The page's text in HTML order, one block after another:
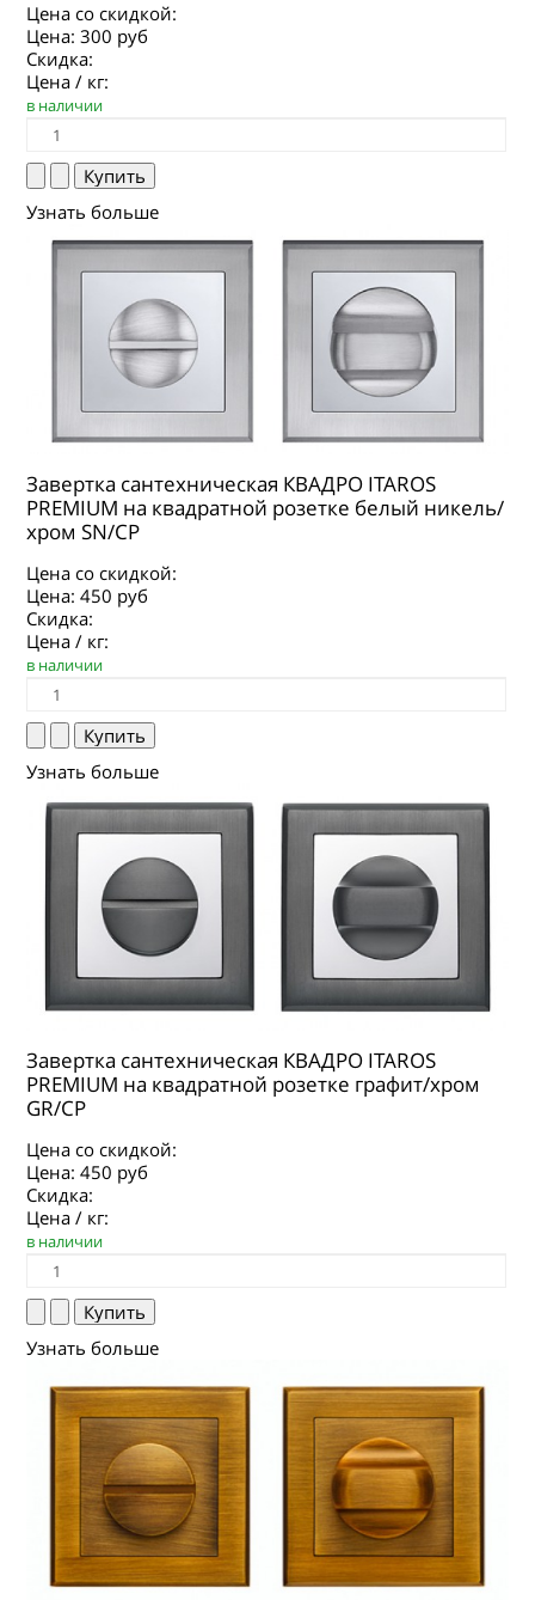
Цена со скидкой:
Цена:300 руб
Скидка:
Цена / кг:
в наличии
Узнать больше
Завертка сантехническая КВАДРО ITAROS
PREMIUM на квадратной розетке белый никель/
хром SN/CP
Цена со скидкой:
Цена:450 руб
Скидка:
Цена / кг:
в наличии
Узнать больше
Завертка сантехническая КВАДРО ITAROS
PREMIUM на квадратной розетке графит/хром
GR/CP
Цена со скидкой:
Цена:450 руб
Скидка:
Цена / кг:
в наличии
Узнать больше